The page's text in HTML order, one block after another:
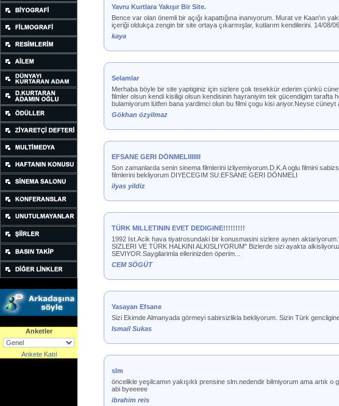
Anketler
Ankete Katıl
Yavru Kurtlara Yakışır Bir Site.
Bence var olan önemli bir açığı kapattığına inanıyorum. Murat ve Kaan'ın
içeriği oldukça zengin bir site ortaya çıkarmışlar, kutlarım kendilerini. 14/08/
kaya
Selamlar
Merhaba böyle bir site yaptiginiz için sizlere çok tesekkür ederim çünkü
filmler olsun kendi kisiligi olsun kendisinin hayraniyim tek gücendigim tarafta
bulamiyorum lütfen bana yardimci olun bu filmi çogu kisi ariyor.Neyse
Gökhan özyilmaz
EFSANE GERI DÖNMELIIIIIII
Son zamanlarda senin sinema filmlerini izliyemiyorum.D.K.A oglu filmini
filmlerini bekliyorum DIYECEGIM SU:EFSANE GERI DÖNMELI
ilyas yildiz
TÜRK MILLETININ EVET DEDIGINE!!!!!!!!!
1992 Ist.Acik hava tiyatrosundaki bir konusmasini sizlere aynen
SIZLERI VE TÜRK HALKINI ALKISLIYORUM" Bizlerde sizi ayakta
SEVIYOR.Saygilarimla ellerinizden öperim...
CEM SÖGÜT
Yasayan Efsane
Sizi Ekimde Almanyada görmeyi sabirsizlikla bekliyorum. Sizin Türk
Ismail Sukas
slm
öncelikle yeşilcamın yakışıklı prensine slm.nedendir bilmiyorum ama artık
abi byeeeee
ibrahim reis